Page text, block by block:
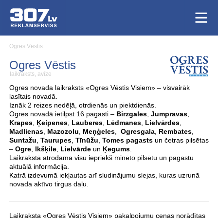
Ogres Vēstis
Ogres Vēstis
laikraksts, avīze
Ogres novada laikraksts «Ogres Vēstis Visiem» – visvairāk
lasītais novadā.
Iznāk 2 reizes nedēļā, otrdienās un piektdienās.
Ogres novadā ietilpst 16 pagasti – Birzgales, Jumpravas,
Krapes, Ķeipenes, Lauberes, Lēdmanes, Lielvārdes,
Madlienas, Mazozolu Meņģeles, Ogresgala, Rembates,
Suntažu Taurupes, Tīnūžu Tomes pagastsun četras pilsētas
– Ogre, Ikšķile, Lielvārdeun Ķegums.
Laikrakstā atrodama visu iepriekš minēto pilsētu un pagastu
aktuālā informācija.
Katrā izdevumā iekļautas arī sludinājumu slejas, kuras uzrunā
novada aktīvo tirgus daļu.
Laikraksta «Ogres Vēstis Visiem» pakalpojumu cenas norādītas